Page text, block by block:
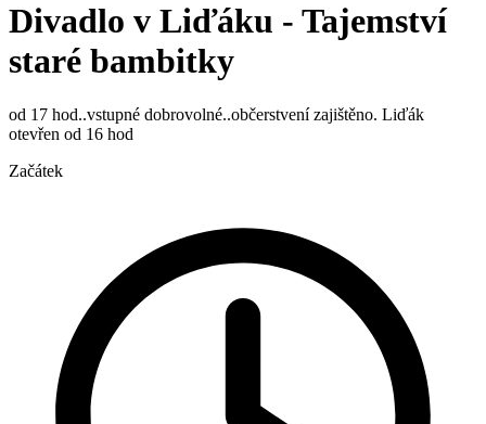
Divadlo v Liďáku - Tajemství
staré bambitky
od 17 hod..vstupné dobrovolné..občerstvení zajištěno. Liďák
otevřen od 16 hod
Začátek